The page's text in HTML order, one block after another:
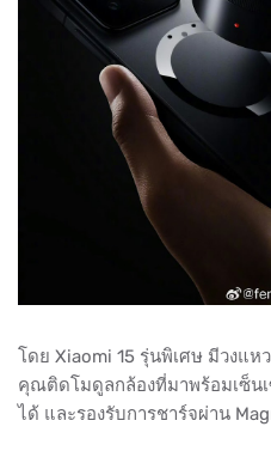
โดย Xiaomi 15 รุ่นพิเศษ มีวงแ
คุณติดโมดูลกล้องที่มาพร้อมเซ็น
ได้ และรองรับการชาร์จผ่าน